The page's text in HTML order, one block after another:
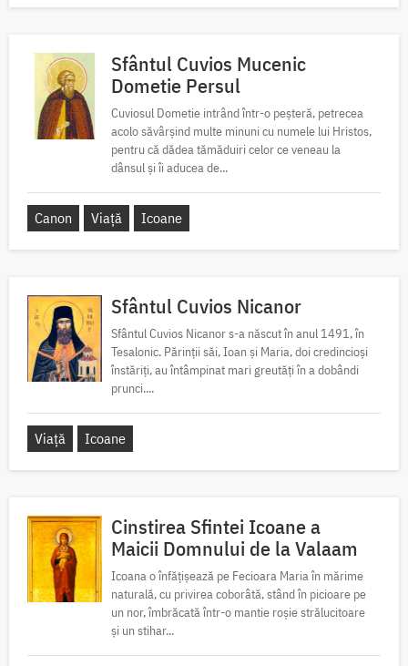
Sfântul Cuvios Mucenic
Dometie Persul
Cuviosul Dometie intrând într-o peșteră, petrecea
acolo săvârșind multe minuni cu numele lui Hristos,
pentru că dădea tămăduiri celor ce veneau la
dânsul și îi aducea de...
Canon Viață Icoane
Sfântul Cuvios Nicanor
Sfântul Cuvios Nicanor s-a născut în anul 1491, în
Tesalonic. Părinții săi, Ioan și Maria, doi credincioși
înstăriți, au întâmpinat mari greutăți în a dobândi
prunci....
Viață Icoane
Cinstirea Sfintei Icoane a
Maicii Domnului de la Valaam
Icoana o înfățișează pe Fecioara Maria în mărime
naturală, cu privirea coborâtă, stând în picioare pe
un nor, îmbrăcată într-o mantie roșie strălucitoare
și un stihar...